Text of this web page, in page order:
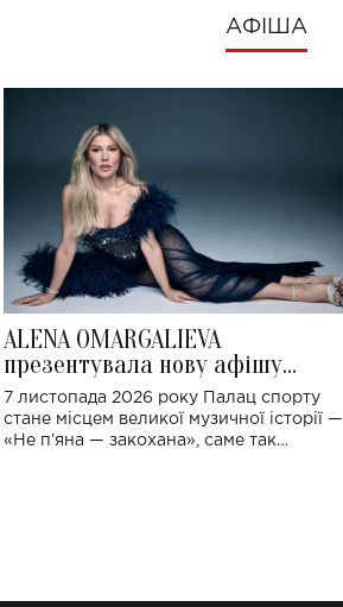
АФІША
ALENA OMARGALIEVA
презентувала нову афішу
великого концерту в Палаці
спорту
7 листопада 2026 року Палац спорту
стане місцем великої музичної історії —
«Не пʼяна — закохана», саме так